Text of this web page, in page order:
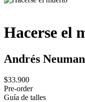
Hacerse el
Andrés Neuman
$33.900
Pre-order
Guía de talles